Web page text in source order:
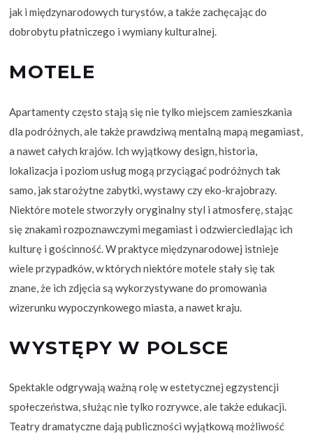
jak i międzynarodowych turystów, a także zachęcając do
dobrobytu płatniczego i wymiany kulturalnej.
MOTELE
Apartamenty często stają się nie tylko miejscem zamieszkania
dla podróżnych, ale także prawdziwą mentalną mapą megamiast,
a nawet całych krajów. Ich wyjątkowy design, historia,
lokalizacja i poziom usług mogą przyciągać podróżnych tak
samo, jak starożytne zabytki, wystawy czy eko-krajobrazy.
Niektóre motele stworzyły oryginalny styl i atmosferę, stając
się znakami rozpoznawczymi megamiast i odzwierciedlając ich
kulturę i gościnność. W praktyce międzynarodowej istnieje
wiele przypadków, w których niektóre motele stały się tak
znane, że ich zdjęcia są wykorzystywane do promowania
wizerunku wypoczynkowego miasta, a nawet kraju.
WYSTĘPY W POLSCE
Spektakle odgrywają ważną rolę w estetycznej egzystencji
społeczeństwa, służąc nie tylko rozrywce, ale także edukacji.
Teatry dramatyczne dają publiczności wyjątkową możliwość